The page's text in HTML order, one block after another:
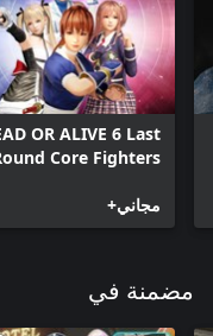
OR ALIVE 6 Last
Core Fighters
مجاني+
مضمنة في